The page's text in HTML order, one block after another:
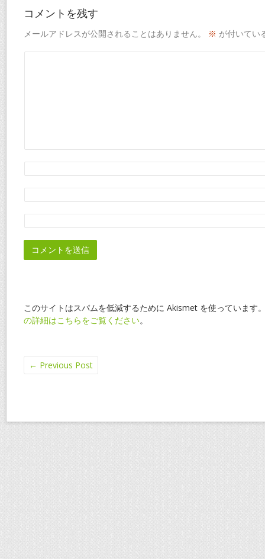
コメントを残す
メールアドレスが公開されることはありません。 ※ が付いてい
このサイトはスパムを低減するために Akismet を使っています
の詳細はこちらをご覧ください。
← Previous Post